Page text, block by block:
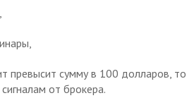
превысит сумму в 100 долларов, то
от брокера.